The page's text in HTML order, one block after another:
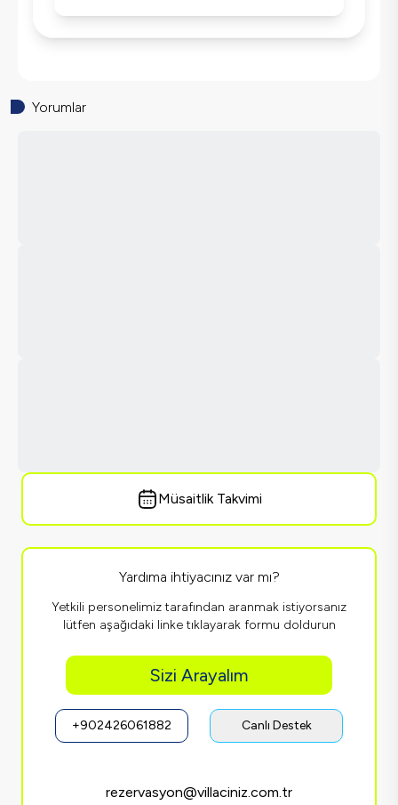
Yorumlar
Müsaitlik Takvimi
Yardıma ihtiyacınız var mı?
Yetkili personelimiz tarafından aranmak istiyorsanız
lütfen aşağıdaki linke tıklayarak formu doldurun
Sizi Arayalım
+902426061882 Canlı Destek
rezervasyon@villaciniz.com.tr